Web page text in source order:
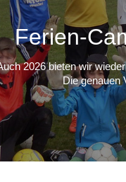
Ferien-
2026 bieten wir
Die genauen